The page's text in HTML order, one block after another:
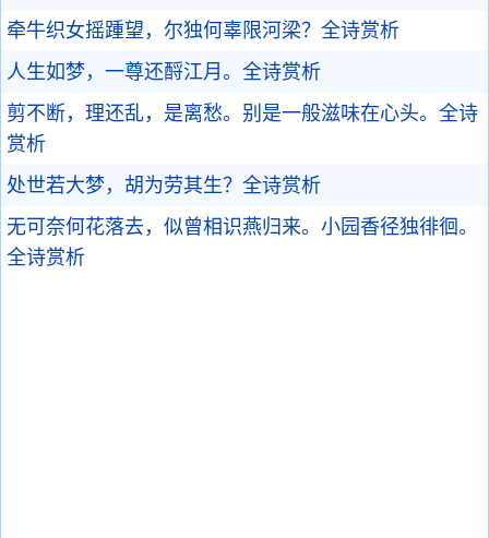
牵牛织女摇踵望，尔独何辜限河梁？ 全诗赏析
人生如梦，一尊还酹江月。 全诗赏析
剪不断，理还乱，是离愁。别是一般滋味在心头。 全诗
赏析
处世若大梦，胡为劳其生？ 全诗赏析
无可奈何花落去，似曾相识燕归来。小园香径独徘徊。
全诗赏析